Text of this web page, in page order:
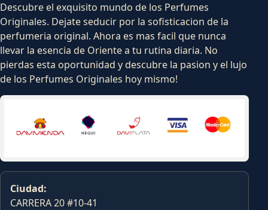
Descubre el exquisito mundo de los Perfumes
Originales. Dejate seducir por la sofisticacion de la
perfumeria original. Ahora es mas facil que nunca
llevar la esencia de Oriente a tu rutina diaria. No
pierdas esta oportunidad y descubre la pasion y el lujo
de los Perfumes Originales hoy mismo!
Ciudad:
CARRERA 20 #10-41